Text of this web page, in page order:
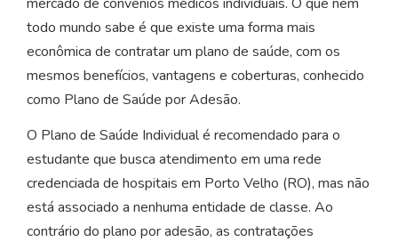
todo mundo sabe é que existe uma forma mais
econômica de contratar um plano de saúde, com os
mesmos benefícios, vantagens e coberturas, conhecido
como Plano de Saúde por Adesão.
O Plano de Saúde Individual é recomendado para o
estudante que busca atendimento em uma rede
credenciada de hospitais em Porto Velho (RO), mas não
está associado a nenhuma entidade de classe. Ao
contrário do plano por adesão, as contratações